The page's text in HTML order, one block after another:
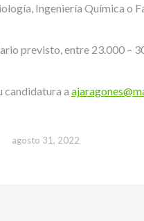
Ingeniería Química o
previsto, entre 23.000 –
candidatura a
agosto 31, 2022